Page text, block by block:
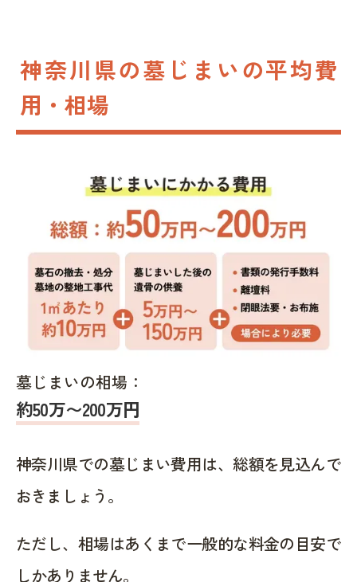
神奈川県の墓じまいの平均費
用・相場
墓じまいの相場：
約50万〜200万円
神奈川県での墓じまい費用は、総額を見込んで
おきましょう。
ただし、相場はあくまで一般的な料金の目安で
しかありません。